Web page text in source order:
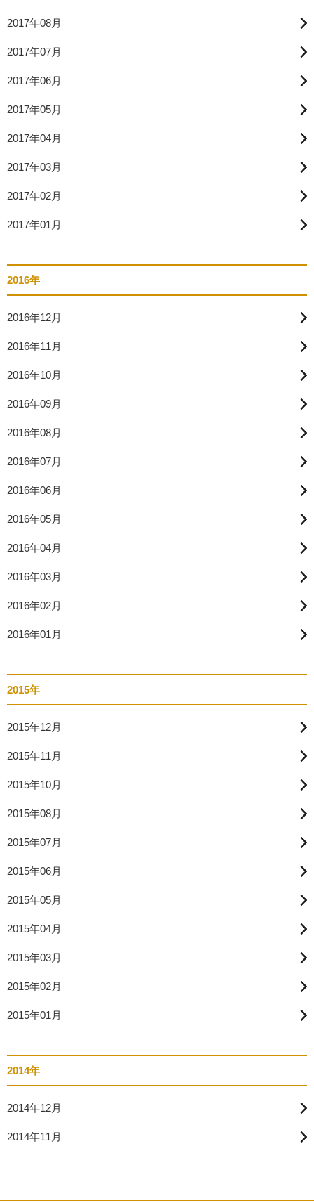
2017年08月
2017年07月
2017年06月
2017年05月
2017年04月
2017年03月
2017年02月
2017年01月
2016年
2016年12月
2016年11月
2016年10月
2016年09月
2016年08月
2016年07月
2016年06月
2016年05月
2016年04月
2016年03月
2016年02月
2016年01月
2015年
2015年12月
2015年11月
2015年10月
2015年08月
2015年07月
2015年06月
2015年05月
2015年04月
2015年03月
2015年02月
2015年01月
2014年
2014年12月
2014年11月